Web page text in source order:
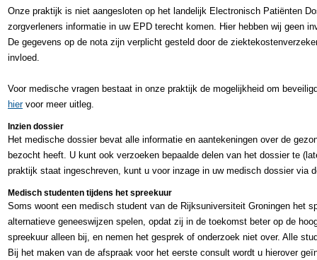
Onze praktijk is niet aangesloten op het landelijk Electronisch Patiënten
zorgverleners informatie in uw EPD terecht komen. Hier hebben wij geen
De gegevens op de nota zijn verplicht gesteld door de
invloed.
Voor medische vragen bestaat in onze praktijk de mogelijkheid om
hiervoor meer uitleg.
Inzien dossier
Het medische dossier bevat alle informatie en aantekeningen over de
bezocht heeft. U kunt ook verzoeken bepaalde delen van het dossier te
praktijk staat ingeschreven, kunt u voor inzage in uw medisch dossier via
Medisch studenten tijdens het spreekuur
Soms woont een medisch student van de Rijksuniversiteit Groningen het
alternatieve geneeswijzen spelen, opdat zij in de toekomst beter op de
spreekuur alleen bij, en nemen het gesprek of onderzoek niet over. Alle
Bij het maken van de afspraak voor het eerste consult wordt u hierover